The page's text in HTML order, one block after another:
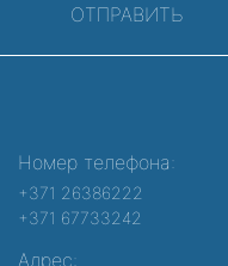
ОТПРАВИТЬ
Номер телефона:
+371 26386222
+371 67733242
Адрес: